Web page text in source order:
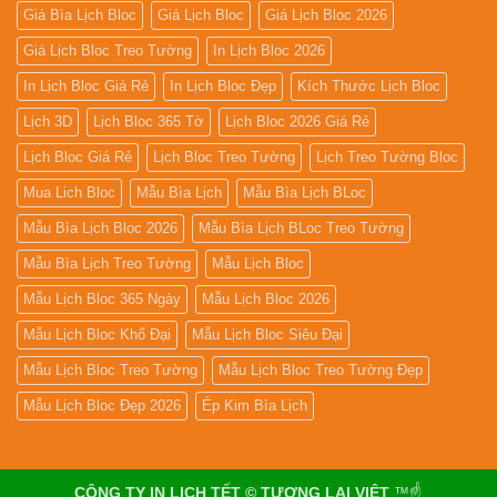
Giá Bìa Lịch Bloc Giá Lịch Bloc Giá Lịch Bloc 2026
Giá Lịch Bloc Treo Tường In Lịch Bloc 2026
In Lịch Bloc Giá Rẻ In Lịch Bloc Đẹp Kích Thước Lịch Bloc
Lịch 3D Lịch Bloc 365 Tờ Lịch Bloc 2026 Giá Rẻ
Lịch Bloc Giá Rẻ Lịch Bloc Treo Tường Lịch Treo Tường Bloc
Mua Lich Bloc Mẫu Bìa Lịch Mẫu Bìa Lịch BLoc
Mẫu Bìa Lịch Bloc 2026 Mẫu Bìa Lịch BLoc Treo Tường
Mẫu Bìa Lịch Treo Tường Mẫu Lịch Bloc
Mẫu Lịch Bloc 365 Ngày Mẫu Lịch Bloc 2026
Mẫu Lịch Bloc Khổ Đại Mẫu Lịch Bloc Siêu Đại
Mẫu Lịch Bloc Treo Tường Mẫu Lịch Bloc Treo Tường Đẹp
Mẫu Lịch Bloc Đẹp 2026 Ép Kim Bìa Lịch
CÔNG TY IN LỊCH TẾT © TƯƠNG LAI VIỆT ™☝️